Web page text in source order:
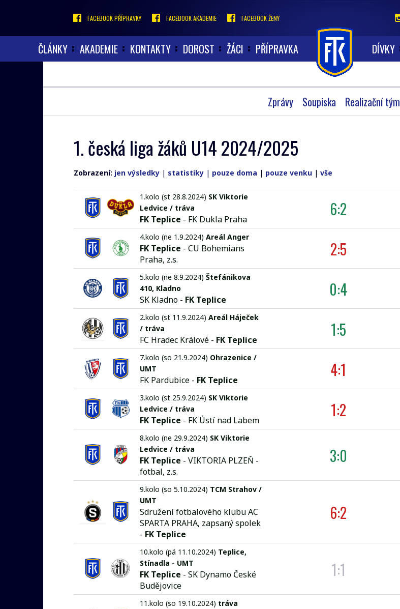
FACEBOOK PŘÍPRAVKY FACEBOOK AKADEMIE FACEBOOK ŽENY
ČLÁNKY AKADEMIE KONTAKTY DOROST ŽÁCI PŘÍPRAVKA DÍVKY
Zprávy Soupiska Realizační tým
1. česká liga žáků U14 2024/2025
Zobrazení: jen výsledky | statistiky | pouze doma | pouze venku | vše
1.kolo (st 28.8.2024) SK Viktorie
Ledvice / tráva
FK Teplice - FK Dukla Praha
6:2
4.kolo (ne 1.9.2024) Areál Anger
FK Teplice - CU Bohemians
Praha, z.s.
2:5
5.kolo (ne 8.9.2024) Štefánikova
410, Kladno
SK Kladno - FK Teplice
0:4
2.kolo (st 11.9.2024) Areál Háječek
/ tráva
FC Hradec Králové - FK Teplice
1:5
7.kolo (so 21.9.2024) Ohrazenice /
UMT
FK Pardubice - FK Teplice
4:1
3.kolo (st 25.9.2024) SK Viktorie
Ledvice / tráva
FK Teplice - FK Ústí nad Labem
1:2
8.kolo (ne 29.9.2024) SK Viktorie
Ledvice / tráva
FK Teplice - VIKTORIA PLZEŇ -
fotbal, z.s.
3:0
9.kolo (so 5.10.2024) TCM Strahov /
UMT
Sdružení fotbalového klubu AC
SPARTA PRAHA, zapsaný spolek
- FK Teplice
6:2
10.kolo (pá 11.10.2024) Teplice,
Stínadla - UMT
FK Teplice - SK Dynamo České
Budějovice
1:1
11.kolo (so 19.10.2024) tráva